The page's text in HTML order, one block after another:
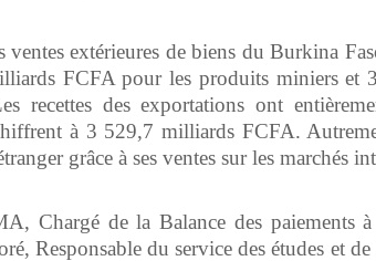
extérieures de biens du Burkina
FCFA pour les produits miniers et
recettes des exportations ont
à 3 529,7 milliards FCFA.
grâce à ses ventes sur les marchés
Chargé de la Balance des paiements
Responsable du service des études et de